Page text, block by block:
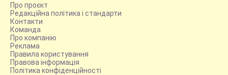
Про проєкт
Редакційна політика і стандарти
Контакти
Команда
Про компанію
Реклама
Правила користування
Правова інформація
Політика конфіденційності